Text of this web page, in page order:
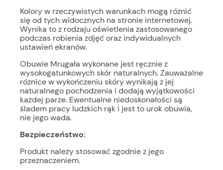
Kolory w rzeczywistych warunkach mogą różnić
się od tych widocznych na stronie internetowej.
Wynika to z rodzaju oświetlenia zastosowanego
podczas robienia zdjęć oraz indywidualnych
ustawień ekranów.
Obuwie Mrugała wykonane jest ręcznie z
wysokogatunkowych skór naturalnych. Zauważalne
różnice w wykończeniu skóry wynikają z jej
naturalnego pochodzenia i dodają wyjątkowości
każdej parze. Ewentualne niedoskonałości są
śladem pracy ludzkich rąk i jest to urok obuwia,
nie jego wada.
Bezpieczeństwo:
Produkt należy stosować zgodnie z jego
przeznaczeniem.